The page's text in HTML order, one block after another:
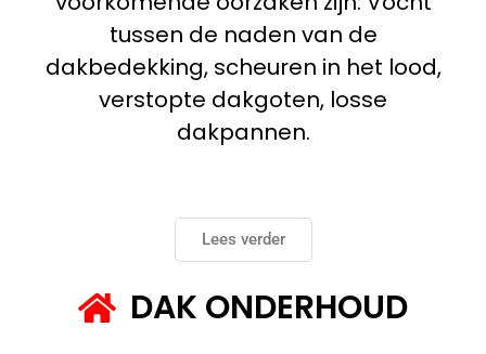
tussen de naden van de
dakbedekking, scheuren in het lood,
verstopte dakgoten, losse
dakpannen.
Lees verder
DAK ONDERHOUD